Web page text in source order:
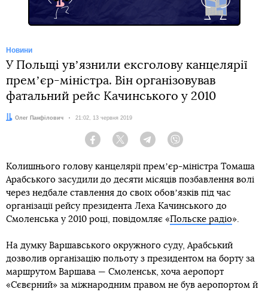
Новини
У Польщі увʼязнили ексголову канцелярії
премʼєр-міністра. Він організовував
фатальний рейс Качинського у 2010
Автор:
Олег Панфілович Дата:
21:02, 13 червня 2019
Facebook Twitter Telegram
Колишнього голову канцелярії премʼєр-міністра Томаша
Арабського засудили до десяти місяців позбавлення волі
через недбале ставлення до своїх обовʼязків під час
організації рейсу президента Леха Качинського до
Смоленська у 2010 році, повідомляє «Польске радіо».
На думку Варшавського окружного суду, Арабський
дозволив організацію польоту з президентом на борту за
маршрутом Варшава — Смоленськ, хоча аеропорт
«Сєвєрний» за міжнародним правом не був аеропортом й